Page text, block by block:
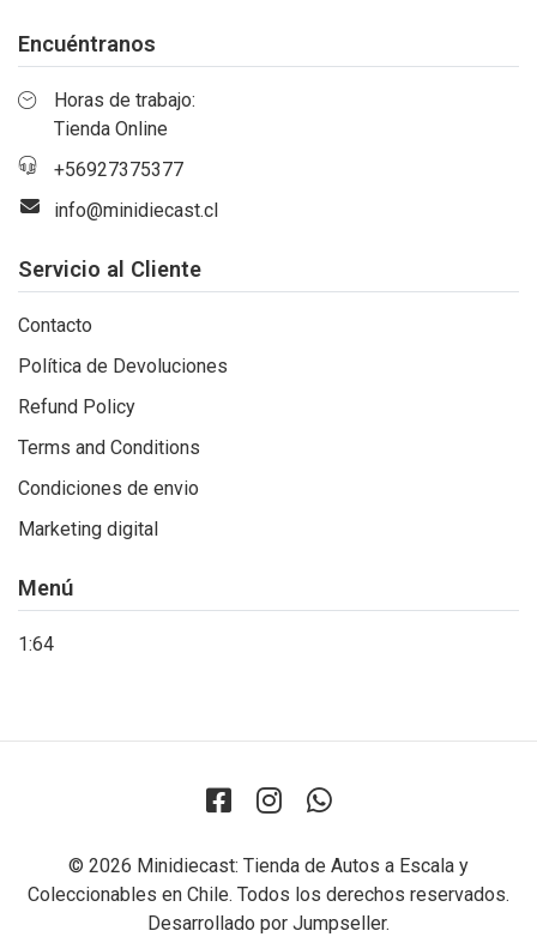
Encuéntranos
Horas de trabajo:
Tienda Online
+56927375377
info@minidiecast.cl
Servicio al Cliente
Contacto
Política de Devoluciones
Refund Policy
Terms and Conditions
Condiciones de envio
Marketing digital
Menú
1:64
© 2026 Minidiecast: Tienda de Autos a Escala y
Coleccionables en Chile. Todos los derechos reservados.
Desarrollado por Jumpseller.